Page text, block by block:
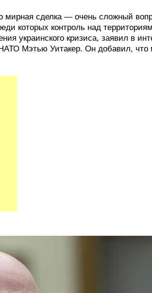
сделка — очень сложный
которых контроль над
украинского кризиса, заявил в
Мэтью Уитакер. Он добавил, что